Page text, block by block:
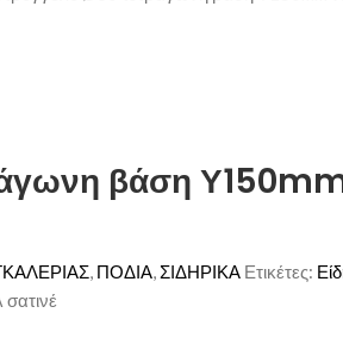
βάση Υ150mm
, ΠΟΔΙΑ, ΣΙΔΗΡΙΚΑ Ετικέτες: